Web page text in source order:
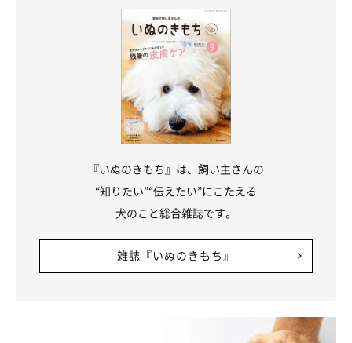
『いぬのきもち』は、飼い主さんの
“知りたい”“伝えたい”にこたえる
犬のこと総合雑誌です。
雑誌『いぬのきもち』